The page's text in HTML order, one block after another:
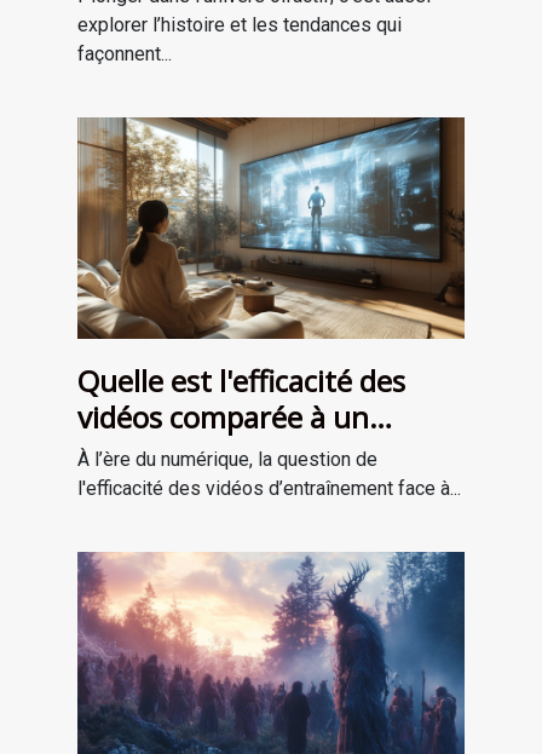
explorer l’histoire et les tendances qui
façonnent...
Quelle est l'efficacité des
vidéos comparée à un
entraînement en personne ?
À l’ère du numérique, la question de
l'efficacité des vidéos d’entraînement face à...